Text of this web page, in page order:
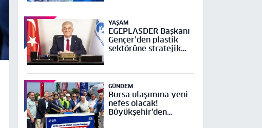
YAŞAM
EGEPLASDER Başkanı
Gençer’den plastik
sektörüne stratejik
GÜNDEM
Bursa ulaşımına yeni
nefes olacak!
Büyükşehir'den